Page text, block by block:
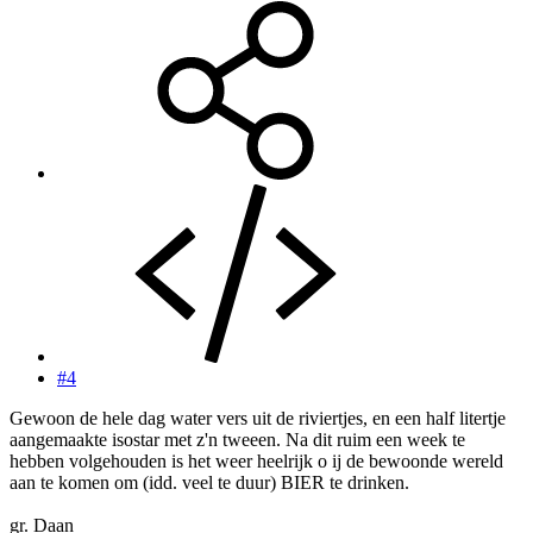
#4
Gewoon de hele dag water vers uit de riviertjes, en een half litertje
aangemaakte isostar met z'n tweeen. Na dit ruim een week te
hebben volgehouden is het weer heelrijk o ij de bewoonde wereld
aan te komen om (idd. veel te duur) BIER te drinken.
gr. Daan